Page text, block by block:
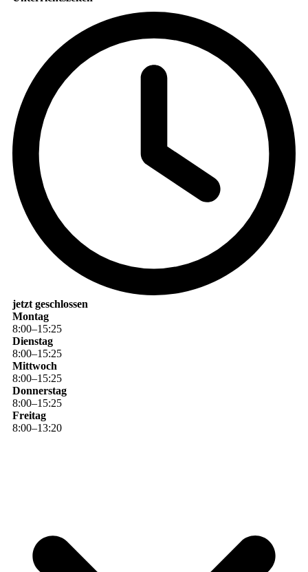
jetzt geschlossen
Montag
8:00–15:25
Dienstag
8:00–15:25
Mittwoch
8:00–15:25
Donnerstag
8:00–15:25
Freitag
8:00–13:20